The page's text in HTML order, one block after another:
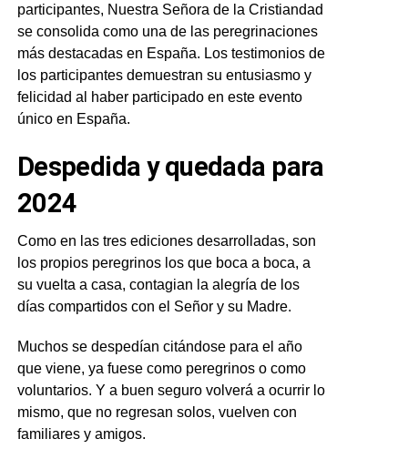
participantes, Nuestra Señora de la Cristiandad
se consolida como una de las peregrinaciones
más destacadas en España. Los testimonios de
los participantes demuestran su entusiasmo y
felicidad al haber participado en este evento
único en España.
Despedida y quedada para
2024
Como en las tres ediciones desarrolladas, son
los propios peregrinos los que boca a boca, a
su vuelta a casa, contagian la alegría de los
días compartidos con el Señor y su Madre.
Muchos se despedían citándose para el año
que viene, ya fuese como peregrinos o como
voluntarios. Y a buen seguro volverá a ocurrir lo
mismo, que no regresan solos, vuelven con
familiares y amigos.